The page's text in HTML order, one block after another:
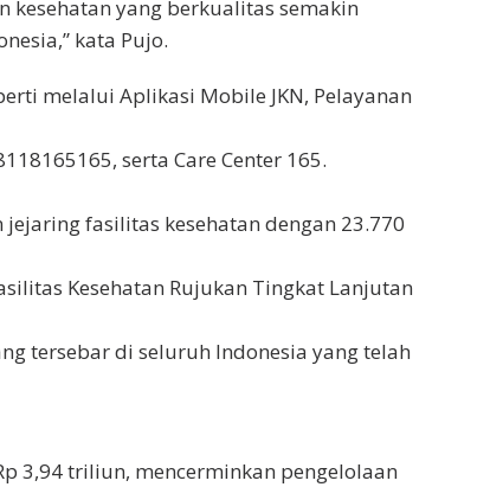
kesehatan yang berkualitas semakin
kata Pujo.
melalui Aplikasi Mobile JKN, Pelayanan
serta Care Center 165.
fasilitas kesehatan dengan 23.770
Kesehatan Rujukan Tingkat Lanjutan
tersebar di seluruh Indonesia yang telah
3,94 triliun, mencerminkan pengelolaan